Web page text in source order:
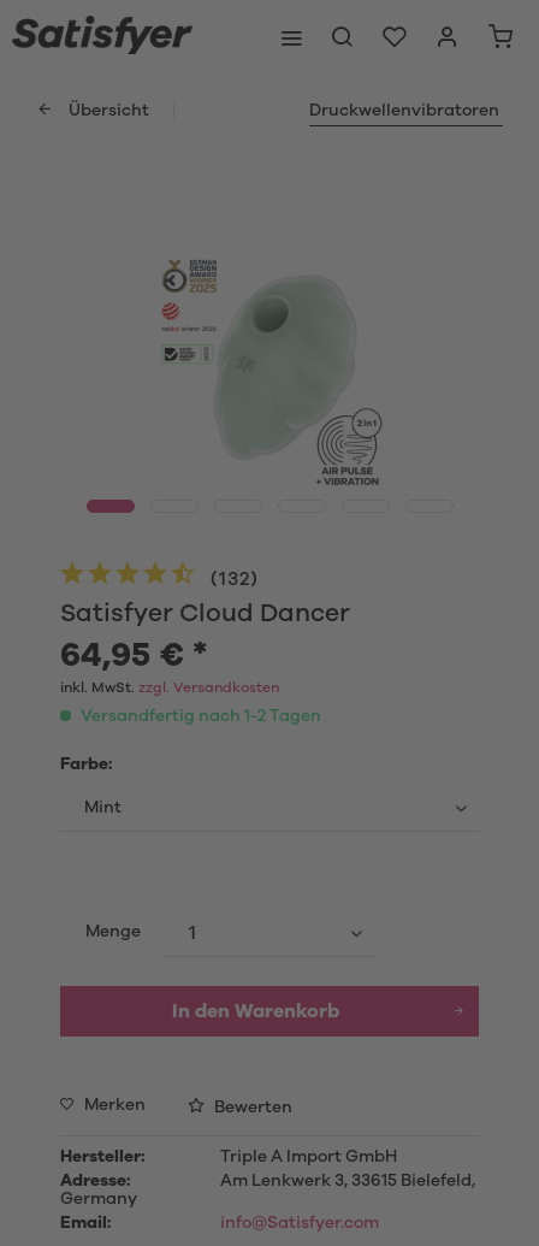
Übersicht Druckwellenvibratoren
Satisfyer Cloud Dancer
(132)
64,95 € *
inkl. MwSt. zzgl. Versandkosten
Versandfertig nach 1-2 Tagen
Farbe:
Menge
In den Warenkorb
Merken Bewerten
Hersteller:
Triple A Import GmbH
Adresse:
Am Lenkwerk 3, 33615 Bielefeld,
Germany
Email:
info@Satisfyer.com